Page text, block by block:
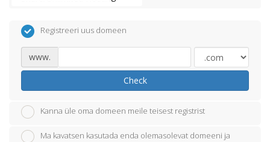
Registreeri uus domeen
www.
Check
Kanna üle oma domeen meile teisest registrist
Ma kavatsen kasutada enda olemasolevat domeeni ja